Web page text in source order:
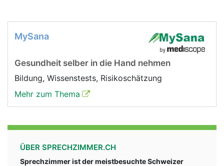
MySana
Gesundheit selber in die Hand nehmen
Bildung, Wissenstests, Risikoschätzung
Mehr zum Thema
ÜBER SPRECHZIMMER.CH
Sprechzimmer ist der meistbesuchte Schweizer